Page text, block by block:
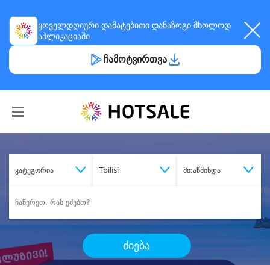
ყოველდღიური დამატებითი დანაზოგი მხოლოდ
აპლიკაციაში
ჩამოტვირთვა
კატეგორია Tbilisi მთაწმინდა
ძიება